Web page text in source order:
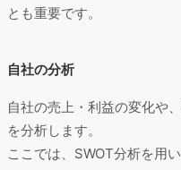
とも重要です。
自社の分析
自社の売上・利益の変化や
を分析します。
ここでは、SWOT分析を用